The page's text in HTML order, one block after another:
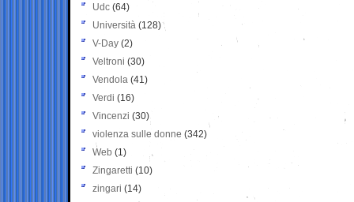
Udc (64)
Università (128)
V-Day (2)
Veltroni (30)
Vendola (41)
Verdi (16)
Vincenzi (30)
violenza sulle donne (342)
Web (1)
Zingaretti (10)
zingari (14)